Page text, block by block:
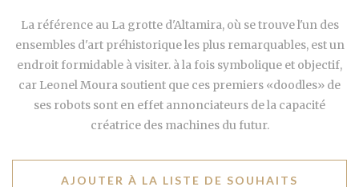
La référence au La grotte d'Altamira, où se trouve l'un des
ensembles d'art préhistorique les plus remarquables, est un
endroit formidable à visiter. à la fois symbolique et objectif,
car Leonel Moura soutient que ces premiers «doodles» de
ses robots sont en effet annonciateurs de la capacité
créatrice des machines du futur.
AJOUTER À LA LISTE DE SOUHAITS